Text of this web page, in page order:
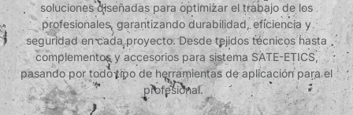
soluciones diseñadas para optimizar el trabajo de los
profesionales, garantizando durabilidad, eficiencia y
seguridad en cada proyecto. Desde tejidos técnicos hasta
complementos y accesorios para sistema SATE-ETICS,
pasando por todo tipo de herramientas de aplicación para el
profesional.